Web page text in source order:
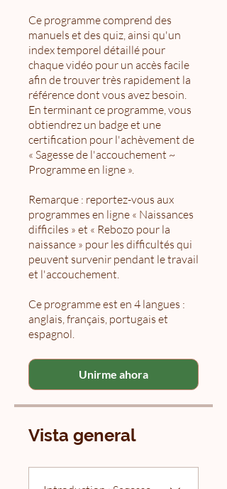
Ce programme comprend des
manuels et des quiz, ainsi qu'un
index temporel détaillé pour
chaque vidéo pour un accès facile
afin de trouver très rapidement la
référence dont vous avez besoin.
En terminant ce programme, vous
obtiendrez un badge et une
certification pour l'achèvement de
« Sagesse de l'accouchement ~
Programme en ligne ».
Remarque : reportez-vous aux
programmes en ligne « Naissances
difficiles » et « Rebozo pour la
naissance » pour les difficultés qui
peuvent survenir pendant le travail
et l'accouchement.
Ce programme est en 4 langues :
anglais, français, portugais et
espagnol.
Unirme ahora
Vista general